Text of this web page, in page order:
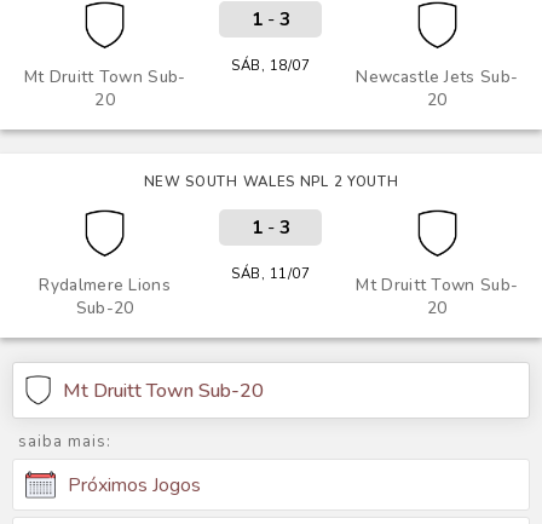
Mt Druitt Town Sub-
20
Newcastle Jets Sub-
20
1- 3
SÁB, 18/07
NEW SOUTH WALES NPL 2 YOUTH
Rydalmere Lions
Sub-20
Mt Druitt Town Sub-
20
1- 3
SÁB, 11/07
Mt Druitt Town Sub-20
saiba mais:
Próximos Jogos